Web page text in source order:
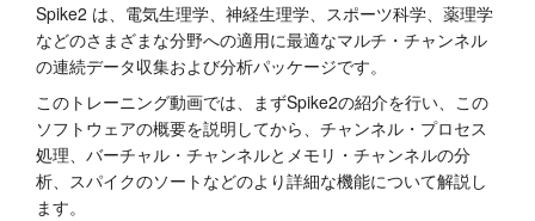
チュートリアル
サポート
販売店
Spike2 は、電気生理学、神経生理学、スポーツ科学、薬理学
などのさまざまな分野への適用に最適なマルチ・チャンネル
の連続データ収集および分析パッケージです。
このトレーニング動画では、まずSpike2の紹介を行い、この
ソフトウェアの概要を説明してから、チャンネル・プロセス
処理、バーチャル・チャンネルとメモリ・チャンネルの分
析、スパイクのソートなどのより詳細な機能について解説し
ます。